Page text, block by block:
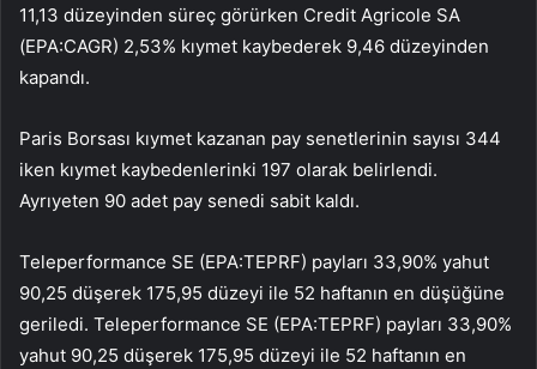
11,13 düzeyinden süreç görürken Credit Agricole SA
(EPA:CAGR) 2,53% kıymet kaybederek 9,46 düzeyinden
kapandı.
Paris Borsası kıymet kazanan pay senetlerinin sayısı 344
iken kıymet kaybedenlerinki 197 olarak belirlendi.
Ayrıyeten 90 adet pay senedi sabit kaldı.
Teleperformance SE (EPA:TEPRF) payları 33,90% yahut
90,25 düşerek 175,95 düzeyi ile 52 haftanın en düşüğüne
geriledi. Teleperformance SE (EPA:TEPRF) payları 33,90%
yahut 90,25 düşerek 175,95 düzeyi ile 52 haftanın en